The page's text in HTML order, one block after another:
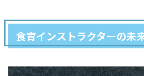
食育インストラクターの未